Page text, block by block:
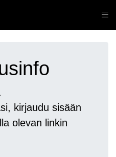
kirjaudu sisään
olevan linkin